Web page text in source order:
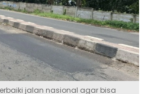
jalan nasional agar bisa